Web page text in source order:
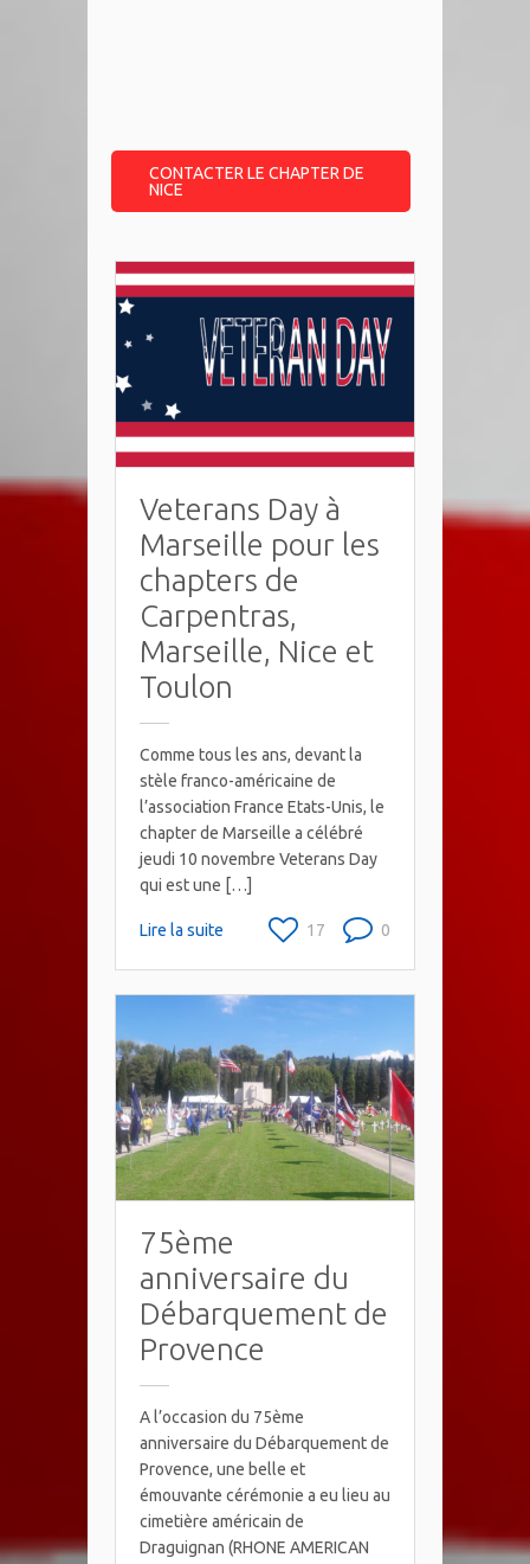
CONTACTER LE CHAPTER DE
NICE
Veterans Day à
Marseille pour les
chapters de
Carpentras,
Marseille, Nice et
Toulon
Comme tous les ans, devant la
stèle franco-américaine de
l’association France Etats-Unis, le
chapter de Marseille a célébré
jeudi 10 novembre Veterans Day
qui est une […]
Lire la suite 0
17
75ème
anniversaire du
Débarquement de
Provence
A l’occasion du 75ème
anniversaire du Débarquement de
Provence, une belle et
émouvante cérémonie a eu lieu au
cimetière américain de
Draguignan (RHONE AMERICAN